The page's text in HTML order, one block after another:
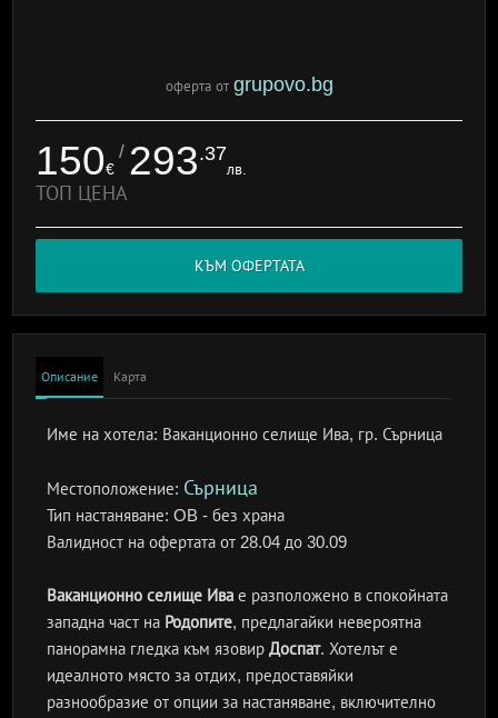
оферта от grupovo.bg
150€
/ 293.37
лв.
ТОП ЦЕНА
КЪМ ОФЕРТАТА
Описание Карта
Име на хотела: Ваканционно селище Ива, гр. Сърница
Местоположение: Сърница
Тип настаняване:OB - без храна
Валидност на офертатаот 28.04 до 30.09
Ваканционно селище Ива е разположено в спокойната
западна част на Родопите, предлагайки невероятна
панорамна гледка към язовирДоспат. Хотелът е
идеалното място за отдих, предоставяйки
разнообразие от опции за настаняване, включително